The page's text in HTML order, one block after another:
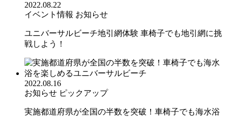
2022.08.22
イベント情報 お知らせ
ユニバーサルビーチ地引網体験 車椅子でも地引網に挑
戦しよう！
2022.08.16
お知らせ ピックアップ
実施都道府県が全国の半数を突破！車椅子でも海水浴